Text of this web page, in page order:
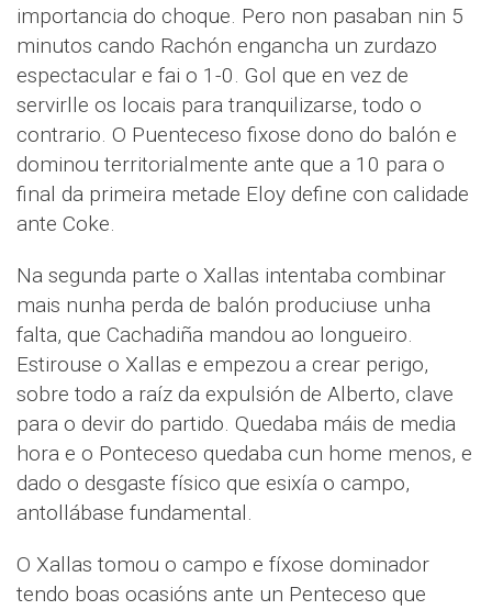
importancia do choque. Pero non pasaban nin 5
minutos cando Rachón engancha un zurdazo
espectacular e fai o 1-0. Gol que en vez de
servirlle os locais para tranquilizarse, todo o
contrario. O Puenteceso fixose dono do balón e
dominou territorialmente ante que a 10 para o
final da primeira metade Eloy define con calidade
ante Coke.
Na segunda parte o Xallas intentaba combinar
mais nunha perda de balón produciuse unha
falta, que Cachadiña mandou ao longueiro.
Estirouse o Xallas e empezou a crear perigo,
sobre todo a raíz da expulsión de Alberto, clave
para o devir do partido. Quedaba máis de media
hora e o Ponteceso quedaba cun home menos, e
dado o desgaste físico que esixía o campo,
antollábase fundamental.
O Xallas tomou o campo e fíxose dominador
tendo boas ocasións ante un Penteceso que